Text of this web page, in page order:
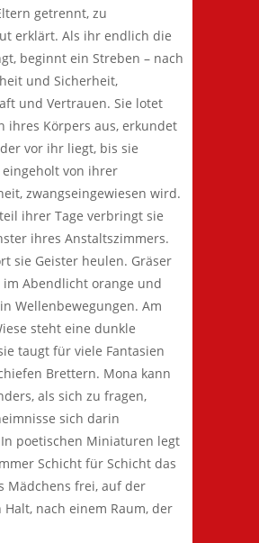
getrennt, zu
erklärt. Als ihr endlich die
beginnt ein Streben – nach
und Sicherheit,
und Vertrauen. Sie lotet
ihres Körpers aus, erkundet
vor ihr liegt, bis sie
von ihrer
zwangseingewiesen wird.
ihrer Tage verbringt sie
ihres Anstaltszimmers.
sie Geister heulen. Gräser
Abendlicht orange und
Wellenbewegungen. Am
steht eine dunkle
taugt für viele Fantasien
Brettern. Mona kann
als sich zu fragen,
sich darin
poetischen Miniaturen legt
Schicht für Schicht das
Mädchens frei, auf der
Halt, nach einem Raum, der